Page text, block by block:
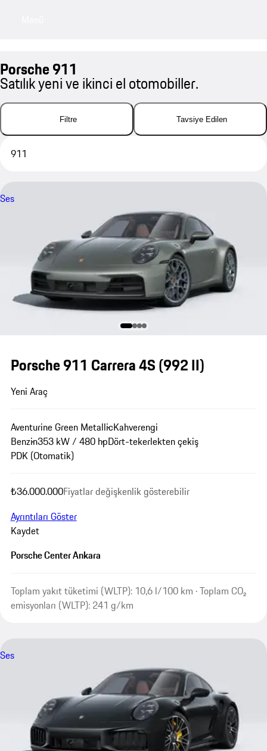
Porsche 911
Satılık yeni ve ikinci el otomobiller.
Filtre Tavsiye Edilen
911
Ses
Porsche 911 Carrera 4S(992 II)
Yeni Araç
Aventurine Green MetallicKahverengi
Benzin353 kW / 480 hpDört-tekerlekten çekiş
PDK (Otomatik)
₺36.000.000Fiyatlar değişkenlik gösterebilir
Ayrıntıları Göster
Kaydet
Porsche Center Ankara
Toplam yakıt tüketimi (WLTP): 10,6 l/100 km · Toplam CO₂
emisyonları (WLTP): 241 g/km
Ses